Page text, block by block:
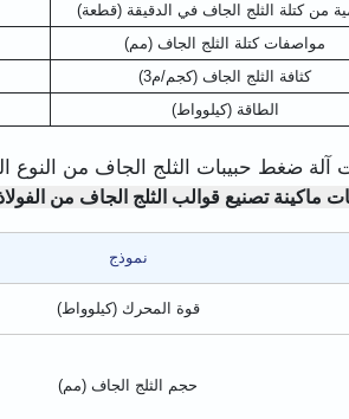
من كتلة الثلج الجاف في الدقيقة (قطعة)
مواصفات كتلة الثلج الجاف (مم)
كثافة الثلج الجاف (كجم/م3)
الطاقة (كيلوواط)
آلة ضغط حبيبات الثلج الجاف من النوع
ماكينة تصنيع قوالب الثلج الجاف من
نموذج
قوة المحرك (كيلوواط)
حجم الثلج الجاف (مم)